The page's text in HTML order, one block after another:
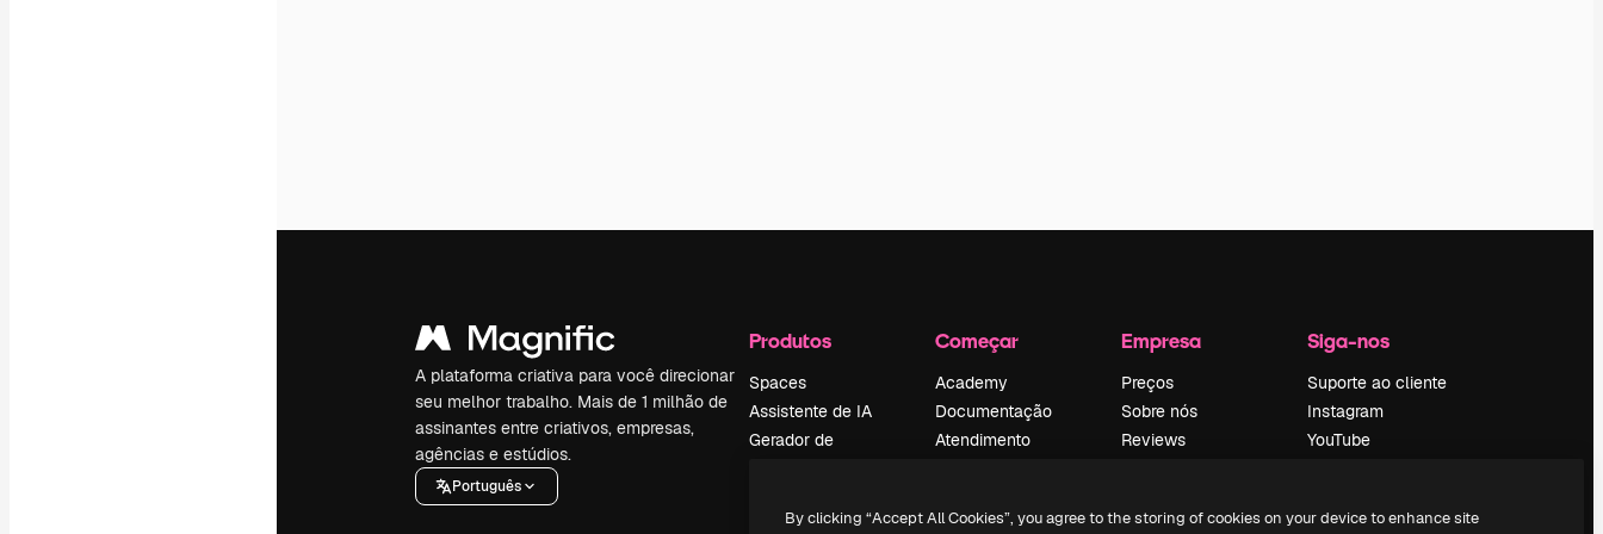
A plataforma criativa para você direcionar
seu melhor trabalho. Mais de 1 milhão de
assinantes entre criativos, empresas,
agências e estúdios.
Português
Produtos
Spaces
Assistente de IA
Gerador de
Texto para voz
Começar
Academy
Documentação
Atendimento
Política de
Empresa
Preços
Sobre nós
Reviews
pesquisa
Siga-nos
Suporte ao cliente
Instagram
YouTube
Discord
By clicking “Accept All Cookies”, you agree to the storing of cookies on your device to enhance site